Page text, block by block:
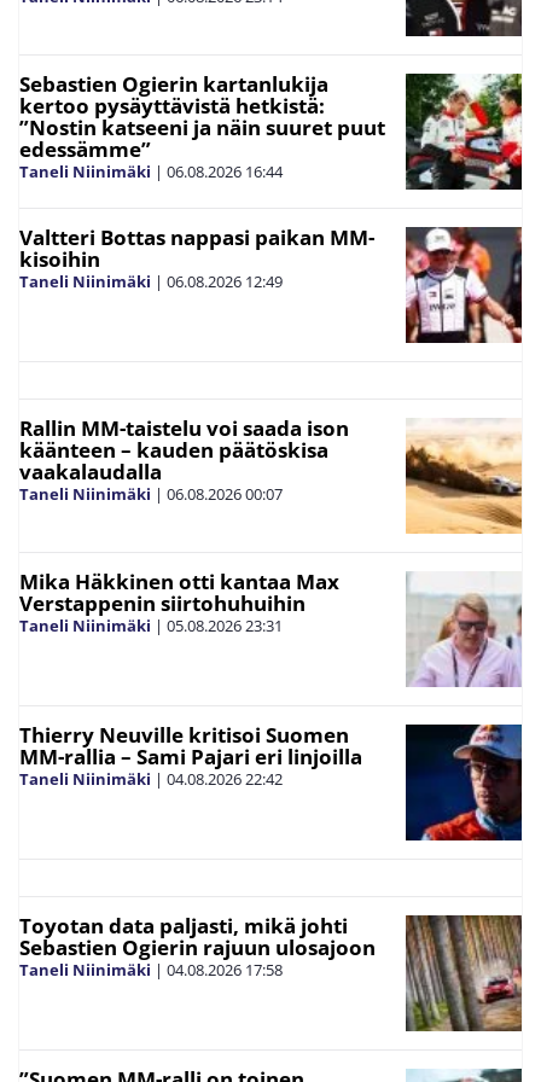
Sebastien Ogierin kartanlukija
kertoo pysäyttävistä hetkistä:
”Nostin katseeni ja näin suuret puut
edessämme”
Taneli Niinimäki | 06.08.2026 16:44
Valtteri Bottas nappasi paikan MM-
kisoihin
Taneli Niinimäki | 06.08.2026 12:49
Rallin MM-taistelu voi saada ison
käänteen – kauden päätöskisa
vaakalaudalla
Taneli Niinimäki | 06.08.202600:07
Mika Häkkinen otti kantaa Max
Verstappenin siirtohuhuihin
Taneli Niinimäki | 05.08.202623:31
Thierry Neuville kritisoi Suomen
MM-rallia – Sami Pajari eri linjoilla
Taneli Niinimäki | 04.08.202622:42
Toyotan data paljasti, mikä johti
Sebastien Ogierin rajuun ulosajoon
Taneli Niinimäki | 04.08.2026 17:58